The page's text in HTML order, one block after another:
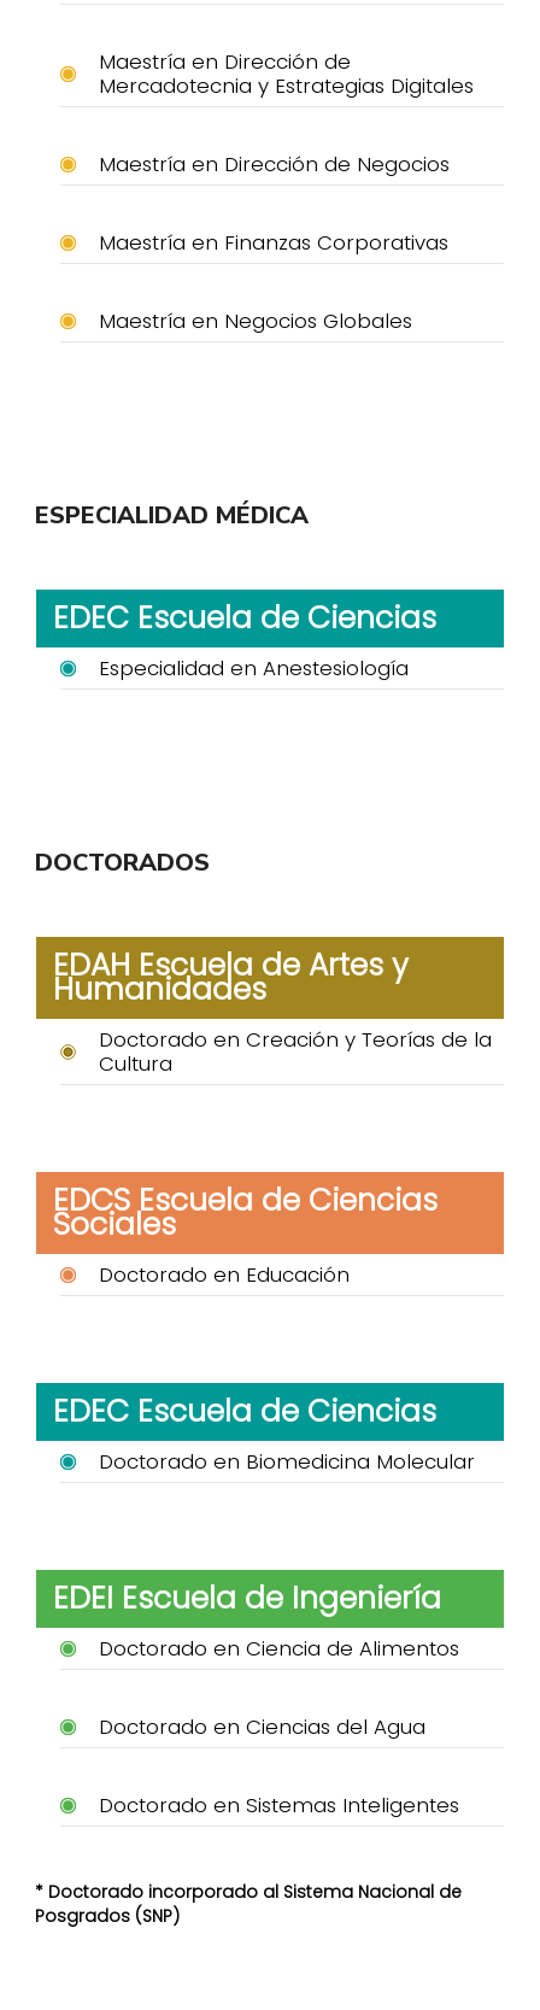
Maestría en Dirección de
Mercadotecnia y Estrategias Digitales
Maestría en Dirección de Negocios
Maestría en Finanzas Corporativas
Maestría en Negocios Globales
ESPECIALIDAD MÉDICA
EDEC Escuela de Ciencias
Especialidad en Anestesiología
DOCTORADOS
EDAH Escuela de Artes y
Humanidades
Doctorado en Creación y Teorías de la
Cultura
EDCS Escuela de Ciencias
Sociales
Doctorado en Educación
EDEC Escuela de Ciencias
Doctorado en Biomedicina Molecular
EDEI Escuela de Ingeniería
Doctorado en Ciencia de Alimentos
Doctorado en Ciencias del Agua
Doctorado en Sistemas Inteligentes
* Doctorado incorporado al Sistema Nacional de
Posgrados (SNP)